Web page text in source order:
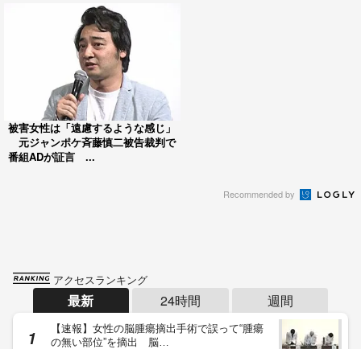
被害女性は「遠慮するような感じ」
元ジャンポケ斉藤慎二被告裁判で
番組ADが証言 ...
Recommended by
アクセスランキング
最新 24時間 週間
【速報】女性の脳腫瘍摘出手術で誤って“腫瘍
の無い部位”を摘出 脳…